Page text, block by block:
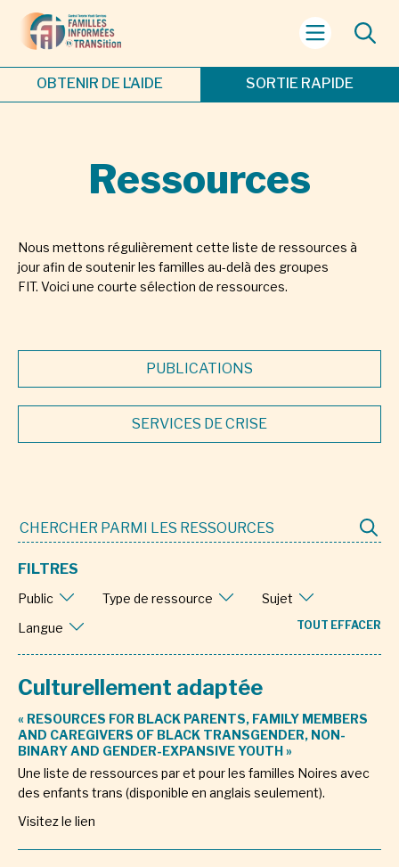
OBTENIR DE L'AIDE SORTIE RAPIDE
Ressources
Nous mettons régulièrement cette liste de ressources à
jour afin de soutenir les familles au-delà des groupes
FIT. Voici une courte sélection de ressources.
PUBLICATIONS
SERVICES DE CRISE
FILTRES
Public Type de ressource
Sujet
Langue
TOUT EFFACER
Culturellement adaptée
« RESOURCES FOR BLACK PARENTS, FAMILY MEMBERS
AND CAREGIVERS OF BLACK TRANSGENDER, NON-
BINARY AND GENDER-EXPANSIVE YOUTH »
Une liste de ressources par et pour les familles Noires avec
des enfants trans (disponible en anglais seulement).
Visitez le lien